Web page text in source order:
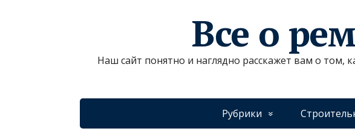
Все о
Наш сайт понятно и наглядно расскажет вам о том,
Рубрики